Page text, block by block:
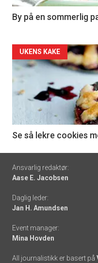
5
By på en sommerlig
Forsiden
akkurat
nå
6
UKENS KAKE
Se så lekre cookies
Footer
-
links
Ansvarlig redaktør:
Aase E. Jacobsen
Daglig leder:
Jan H. Amundsen
Event manager:
Mina Hovden
All journalistikk er basert på